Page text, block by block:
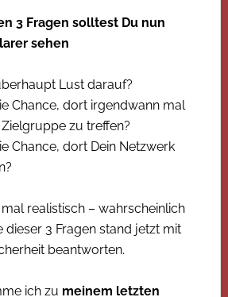
3 Fragen solltest Du nun
sehen
Lust darauf?
Chance, dort irgendwann mal
zu treffen?
Chance, dort Dein Netzwerk
realistisch – wahrscheinlich
dieser 3 Fragen stand jetzt mit
beantworten.
ich zu meinem letzten